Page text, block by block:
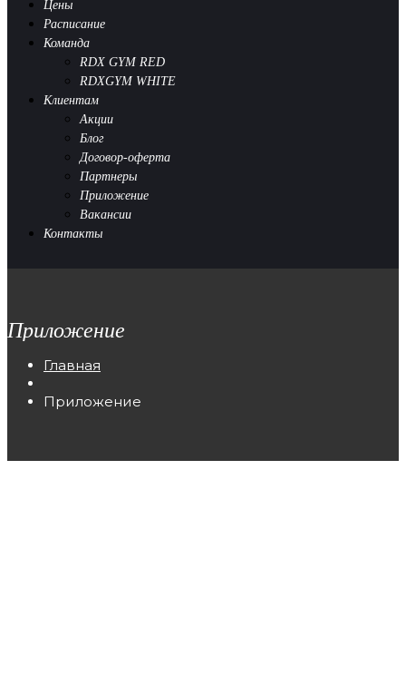
Цены
Расписание
Команда
RDX GYM RED
RDXGYM WHITE
Клиентам
Акции
Блог
Договор-оферта
Партнеры
Приложение
Вакансии
Контакты
Приложение
Главная
Приложение